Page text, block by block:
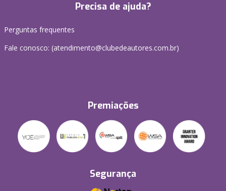
Precisa de ajuda?
Perguntas frequentes
Fale conosco: (atendimento@clubedeautores.com.br)
Premiações
Segurança